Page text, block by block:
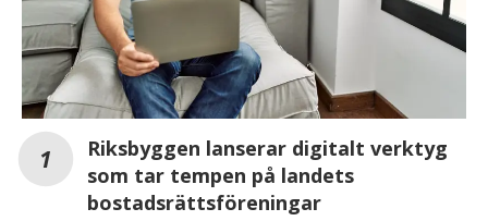
Riksbyggen lanserar digitalt verktyg
som tar tempen på landets
bostadsrättsföreningar